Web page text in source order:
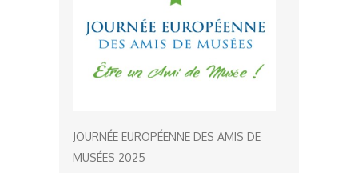
JOURNÉE EUROPÉENNE DES AMIS DE
MUSÉES 2025